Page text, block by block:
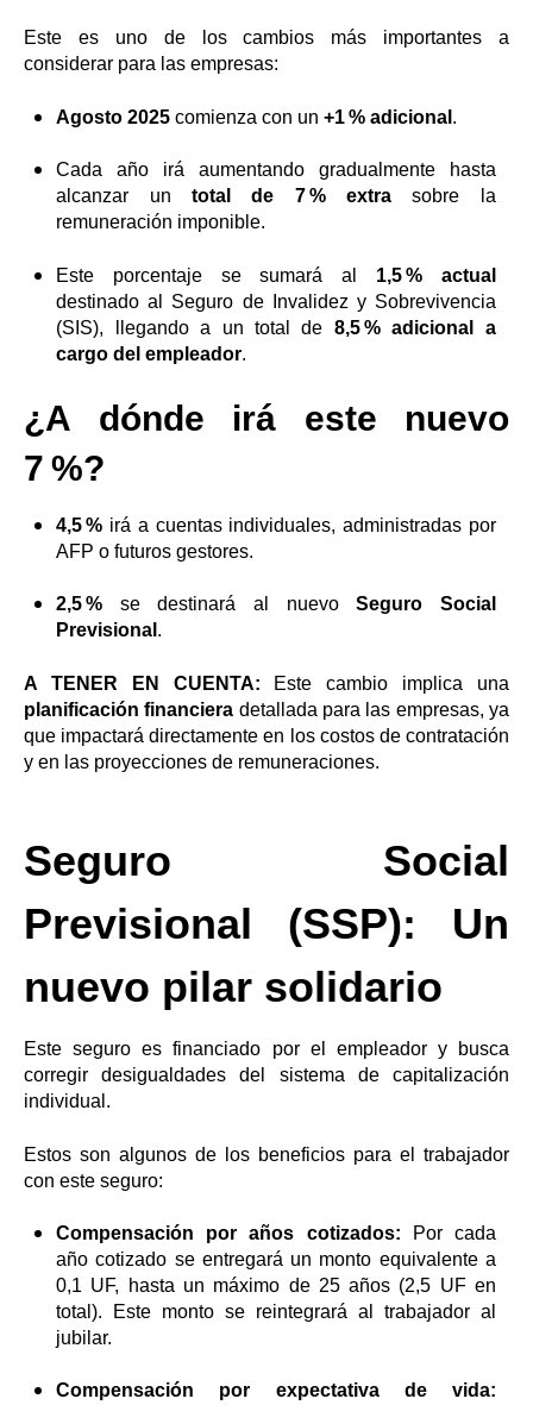
Este es uno de los cambios más importantes a
considerar para las empresas:
Agosto 2025 comienza con un+1 % adicional .
Cada año irá aumentando gradualmente hasta
alcanzar un total de 7 % extra sobre la
remuneración imponible.
Este porcentaje se sumará al 1,5 % actual
destinado al Seguro de Invalidez y Sobrevivencia
(SIS), llegando a un total de 8,5 % adicional a
cargo del empleador.
¿A dónde irá este nuevo
7 %?
4,5 % irá a cuentas individuales, administradas por
AFP o futuros gestores.
2,5 % se destinará al nuevoSeguro Social
Previsional .
A TENER EN CUENTA: Este cambio implica una
planificación financiera detallada para las empresas, ya
que impactará directamente en los costos de contratación
y en las proyecciones de remuneraciones.
Seguro Social
Previsional (SSP): Un
nuevo pilar solidario
Este seguro es financiado por el empleador y busca
corregir desigualdades del sistema de capitalización
individual.
Estos son algunos de los beneficios para el trabajador
con este seguro:
Compensación por años cotizados: Por cada
año cotizado se entregará un monto equivalente a
0,1 UF, hasta un máximo de 25 años (2,5 UF en
total). Este monto se reintegrará al trabajador al
jubilar.
Compensación por expectativa de vida: